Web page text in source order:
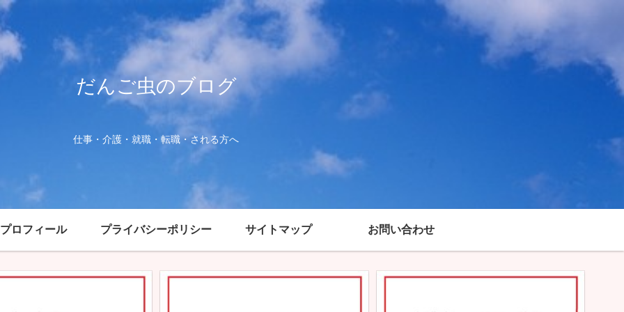
だんご虫のブログ
仕事・介護・就職・転職・される方へ
プロフィール プライバシーポリシー サイトマップ お問い合わせ